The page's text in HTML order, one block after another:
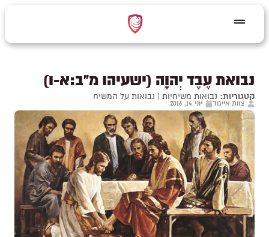
נבואת עֶבֶד יְהוָה (ישעיהו מ"ב:א-ו)
קטגוריות: נבואות משיחיות | נבואות על המשיח
צוות אייגוד יוני 14, 2016